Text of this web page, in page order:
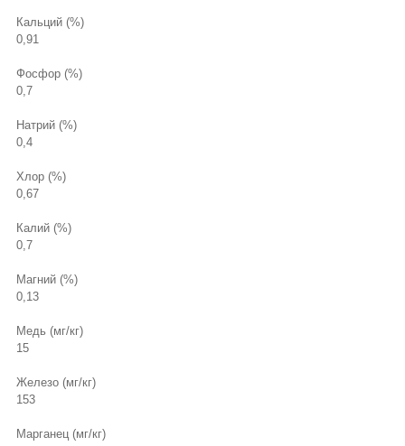
Кальций (%)
0,91
Фосфор (%)
0,7
Натрий (%)
0,4
Хлор (%)
0,67
Калий (%)
0,7
Магний (%)
0,13
Медь (мг/кг)
15
Железо (мг/кг)
153
Марганец (мг/кг)